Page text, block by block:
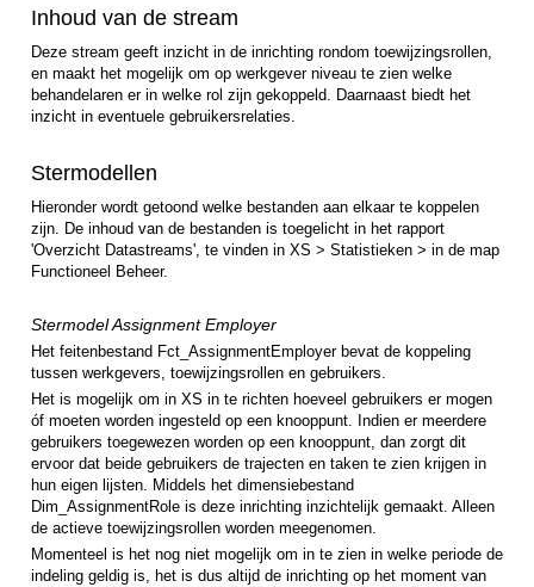
Inhoud van de stream
Deze stream geeft inzicht in de inrichting rondom toewijzingsrollen,
en maakt het mogelijk om op werkgever niveau te zien welke
behandelaren er in welke rol zijn gekoppeld. Daarnaast biedt het
inzicht in eventuele gebruikersrelaties.
Stermodellen
Hieronder wordt getoond welke bestanden aan elkaar te koppelen
zijn. De inhoud van de bestanden is toegelicht in het rapport
'Overzicht Datastreams', te vinden in XS > Statistieken > in de map
Functioneel Beheer.
Stermodel Assignment Employer
Het feitenbestand Fct_AssignmentEmployer bevat de koppeling
tussen werkgevers, toewijzingsrollen en gebruikers.
Het is mogelijk om in XS in te richten hoeveel gebruikers er mogen
óf moeten worden ingesteld op een knooppunt. Indien er meerdere
gebruikers toegewezen worden op een knooppunt, dan zorgt dit
ervoor dat beide gebruikers de trajecten en taken te zien krijgen in
hun eigen lijsten. Middels het dimensiebestand
Dim_AssignmentRole is deze inrichting inzichtelijk gemaakt. Alleen
de actieve toewijzingsrollen worden meegenomen.
Momenteel is het nog niet mogelijk om in te zien in welke periode de
indeling geldig is, het is dus altijd de inrichting op het moment van